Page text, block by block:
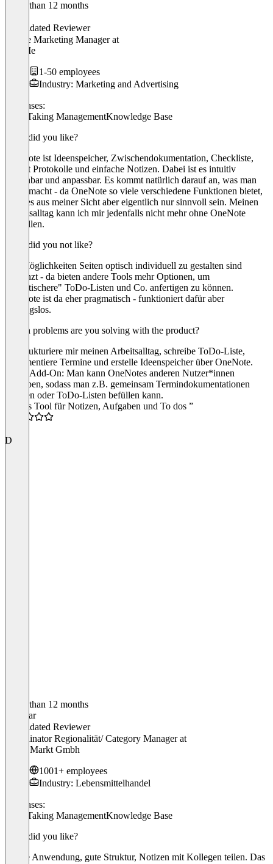
Older than 12 months
Validated Reviewer
Online Marketing Managerat
LikeMe
1-50 employees
Industry: Marketing and Advertising
Use cases:
Note-Taking ManagementKnowledge Base
What did you like?
OneNote ist Ideenspeicher, Zwischendokumentation, Checkliste,
enthält Protokolle und einfache Notizen. Dabei ist es intuitiv
bedienbar und anpassbar. Es kommt natürlich darauf an, was man
damit macht - da OneNote so viele verschiedene Funktionen bietet,
kann es aus meiner Sicht aber eigentlich nur sinnvoll sein. Meinen
Arbeitsalltag kann ich mir jedenfalls nicht mehr ohne OneNote
vorstellen.
What did you not like?
Die Möglichkeiten Seiten optisch individuell zu gestalten sind
begrenzt - da bieten andere Tools mehr Optionen, um
"ästhetischere" ToDo-Listen und Co. anfertigen zu können.
OneNote ist da eher pragmatisch - funktioniert dafür aber
reibungslos.
Which problems are you solving with the product?
Ich strukturiere mir meinen Arbeitsalltag, schreibe ToDo-Liste,
dokumentiere Termine und erstelle Ideenspeicher über OneNote.
Super Add-On: Man kann OneNotes anderen Nutzer*innen
freigeben, sodass man z.B. gemeinsam Termindokumentationen
anlegen oder ToDo-Listen befüllen kann.
“Gutes Tool für Notizen, Aufgaben und To dos ”
D
Older than 12 months
Dagmar
Validated Reviewer
Koordinator Regionalität/ Category Managerat
Rewe Markt Gmbh
1001+ employees
Industry: Lebensmittelhandel
Use cases:
Note-Taking ManagementKnowledge Base
What did you like?
simple Anwendung, gute Struktur, Notizen mit Kollegen teilen. Das